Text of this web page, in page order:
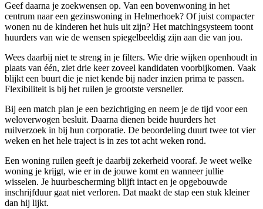
Geef daarna je zoekwensen op. Van een bovenwoning in het
centrum naar een gezinswoning in Helmerhoek? Of juist compacter
wonen nu de kinderen het huis uit zijn? Het matchingsysteem toont
huurders van wie de wensen spiegelbeeldig zijn aan die van jou.
Wees daarbij niet te streng in je filters. Wie drie wijken openhoudt in
plaats van één, ziet drie keer zoveel kandidaten voorbijkomen. Vaak
blijkt een buurt die je niet kende bij nader inzien prima te passen.
Flexibiliteit is bij het ruilen je grootste versneller.
Bij een match plan je een bezichtiging en neem je de tijd voor een
weloverwogen besluit. Daarna dienen beide huurders het
ruilverzoek in bij hun corporatie. De beoordeling duurt twee tot vier
weken en het hele traject is in zes tot acht weken rond.
Een woning ruilen geeft je daarbij zekerheid vooraf. Je weet welke
woning je krijgt, wie er in de jouwe komt en wanneer jullie
wisselen. Je huurbescherming blijft intact en je opgebouwde
inschrijfduur gaat niet verloren. Dat maakt de stap een stuk kleiner
dan hij lijkt.